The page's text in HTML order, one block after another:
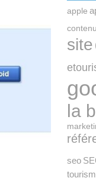
apple
contenu
site
la
seo